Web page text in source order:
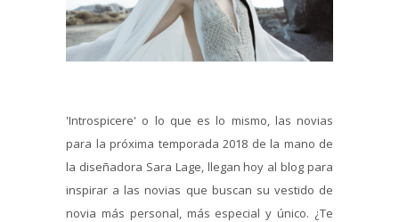
'Introspicere' o lo que es lo mismo, las novias
para la próxima temporada 2018 de la mano de
la diseñadora Sara Lage, llegan hoy al blog para
inspirar a las novias que buscan su vestido de
novia más personal, más especial y único. ¿Te